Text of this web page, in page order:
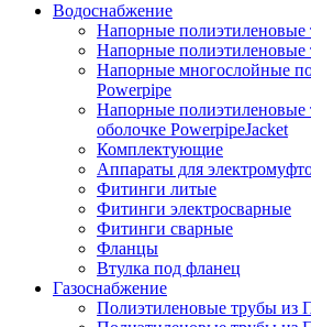
Водоснабжение
Напорные
Напорные
Напорные многослойные
Powerpipe
Напорные полиэтиленовые
оболочке PowerpipeJacket
Комплектующие
Аппараты для
Фитинги литые
Фитинги электросварные
Фитинги сварные
Фланцы
Втулка под фланец
Газоснабжение
Полиэтиленовые трубы из